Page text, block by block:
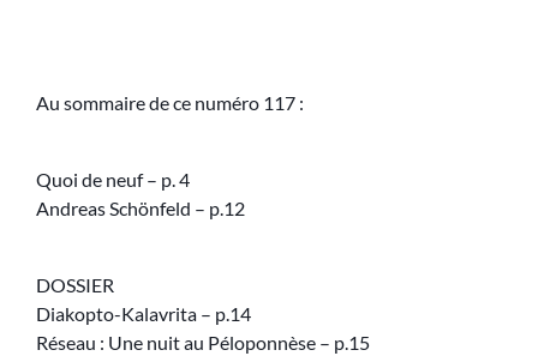
Au sommaire de ce numéro 117 :
Quoi de neuf – p. 4
Andreas Schönfeld – p.12
DOSSIER
Diakopto-Kalavrita – p.14
Réseau : Une nuit au Péloponnèse – p.15